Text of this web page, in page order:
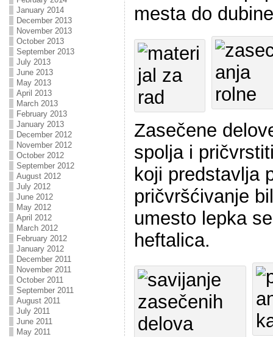
January 2014
December 2013
November 2013
October 2013
September 2013
July 2013
June 2013
May 2013
April 2013
March 2013
February 2013
January 2013
December 2012
November 2012
October 2012
September 2012
August 2012
July 2012
June 2012
May 2012
April 2012
March 2012
February 2012
January 2012
December 2011
November 2011
October 2011
September 2011
August 2011
July 2011
June 2011
May 2011
mesta do
Zasečene
spolja i
koji predstavlja
pričvršćivanje
umesto lepka
heftalica.